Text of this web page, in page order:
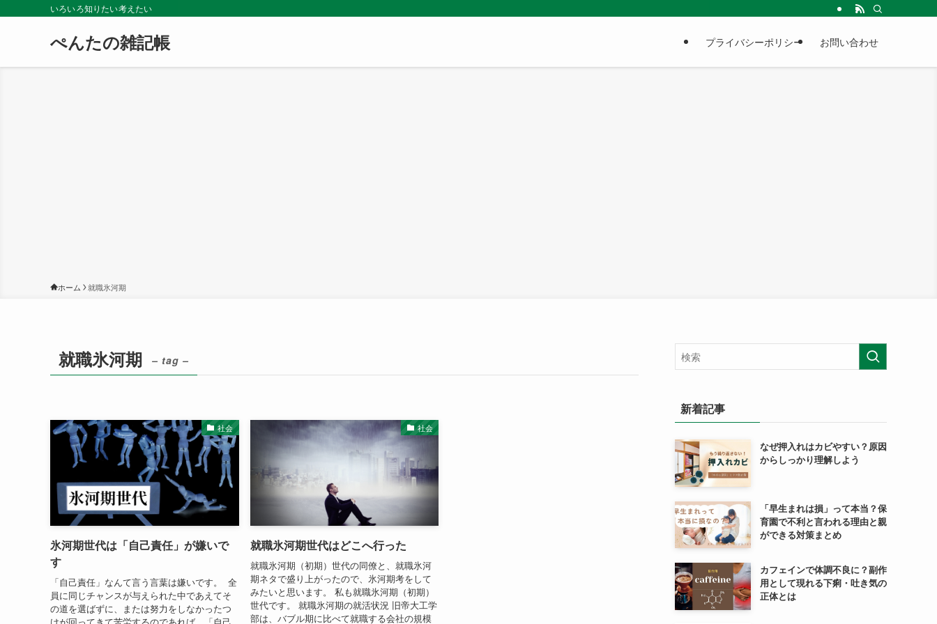
いろいろ知りたい考えたい
ぺんたの雑記帳 プライバシーポリシー お問い合わせ
ホーム 就職氷河期
就職氷河期 – tag –
社会
氷河期世代は「自己責任」が嫌いで
す
「自己責任」なんて言う言葉は嫌いです。 全
員に同じチャンスが与えられた中であえてそ
の道を選ばずに、または努力をしなかったつ
社会
就職氷河期世代はどこへ行った
就職氷河期（初期）世代の同僚と、就職氷河
期ネタで盛り上がったので、氷河期考をして
みたいと思います。 私も就職氷河期（初期）
世代です。 就職氷河期の就活状況 旧帝大工学
部は、バブル期に比べて就職する会社の規模
新着記事
なぜ押入れはカビやすい？原因
からしっかり理解しよう
「早生まれは損」って本当？保
育園で不利と言われる理由と親
ができる対策まとめ
カフェインで体調不良に？副作
用として現れる下痢・吐き気の
正体とは